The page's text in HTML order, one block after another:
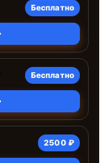
Бесплатно
Бесплатно
2500 ₽